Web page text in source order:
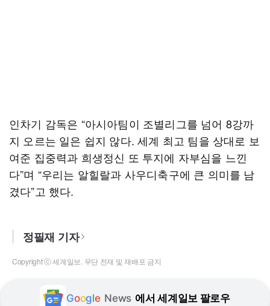
인차기 감독은 “아시아팀이 조별리그를 넘어 8강까
지 오르는 일은 쉽지 않다. 세계 최고 팀을 상대로 보
여준 집중력과 희생정신 또 투지에 자부심을 느낀
다”며 “우리는 알힐랄과 사우디축구에 큰 의미를 남
겼다”고 했다.
정필재 기자
Copyright ⓒ 세계일보. 무단 전재 및 재배포 금지
Google News 에서 세계일보 팔로우